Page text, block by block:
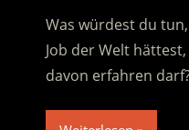
Was würdest du
Job der Welt
davon erfahren